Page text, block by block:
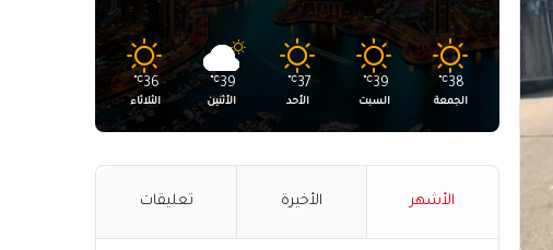
38
℃
الجمعة
39
℃
السبت
37
℃
الأحد
39
℃
الأثنين
36
℃
الثلاثاء
الأشهر الأخيرة تعليقات